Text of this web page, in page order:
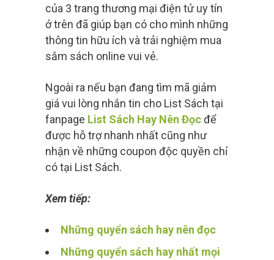
của 3 trang thương mại điện tử uy tín
ở trên đã giúp bạn có cho mình những
thông tin hữu ích và trải nghiệm mua
sắm sách online vui vẻ.
Ngoài ra nếu bạn đang tìm mã giảm
giá vui lòng nhắn tin cho List Sách tại
fanpage List Sách Hay Nên Đọcđể
được hỗ trợ nhanh nhất cũng như
nhận về những coupon độc quyền chỉ
có tại List Sách.
Xem tiếp:
Những quyển sách hay nên đọc
Những quyển sách hay nhất mọi